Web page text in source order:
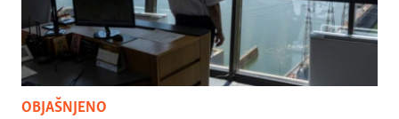
OBJAŠNJENO